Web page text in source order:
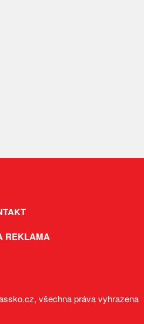
REKLAMA
všechna práva vyhrazena